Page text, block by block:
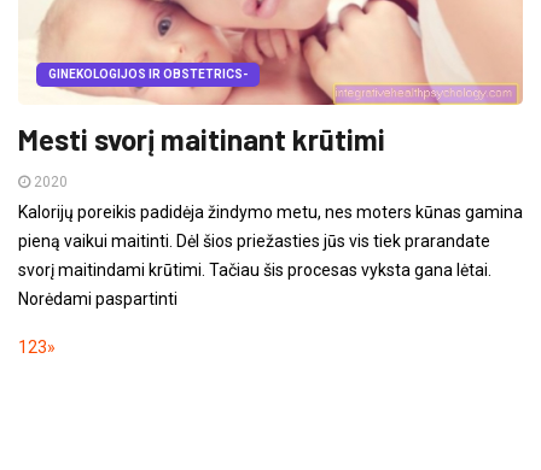
GINEKOLOGIJOS IR OBSTETRICS-
Mesti svorį maitinant krūtimi
2020
Kalorijų poreikis padidėja žindymo metu, nes moters kūnas gamina
pieną vaikui maitinti. Dėl šios priežasties jūs vis tiek prarandate
svorį maitindami krūtimi. Tačiau šis procesas vyksta gana lėtai.
Norėdami paspartinti
123»